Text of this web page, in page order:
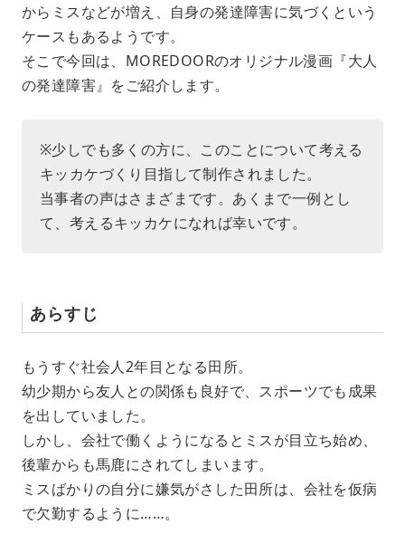
からミスなどが増え、自身の発達障害に気づくという
ケースもあるようです。
そこで今回は、MOREDOORのオリジナル漫画『大人
の発達障害』をご紹介します。
※少しでも多くの方に、このことについて考える
キッカケづくり目指して制作されました。
当事者の声はさまざまです。あくまで一例とし
て、考えるキッカケになれば幸いです。
あらすじ
もうすぐ社会人2年目となる田所。
幼少期から友人との関係も良好で、スポーツでも成果
を出していました。
しかし、会社で働くようになるとミスが目立ち始め、
後輩からも馬鹿にされてしまいます。
ミスばかりの自分に嫌気がさした田所は、会社を仮病
で欠勤するように……。